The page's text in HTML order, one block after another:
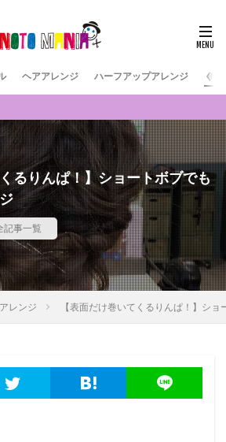
ヘアアレンジ ハーフアップアレンジ く
るりんぱ！】ショートボブでも
記事一覧
レンジ 【表面だけ巻いてくるりんぱ！】シ